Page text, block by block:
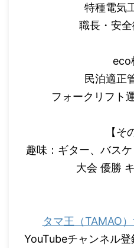
特種電気
職長・安
eco
民泊適正
フォークリフト
【そ
趣味：ギター、バス
大会 優勝
タマ王（TAMAO
YouTubeチャンネル